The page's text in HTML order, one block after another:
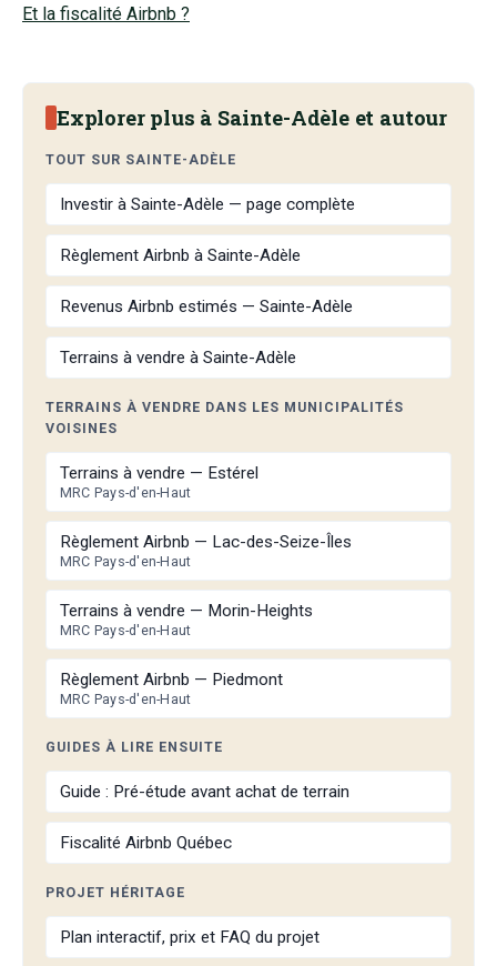
Et la fiscalité Airbnb ?
Explorer plus à Sainte-Adèle et autour
TOUT SUR SAINTE-ADÈLE
Investir à Sainte-Adèle — page complète
Règlement Airbnb à Sainte-Adèle
Revenus Airbnb estimés — Sainte-Adèle
Terrains à vendre à Sainte-Adèle
TERRAINS À VENDRE DANS LES MUNICIPALITÉS
VOISINES
Terrains à vendre — Estérel
MRC Pays-d'en-Haut
Règlement Airbnb — Lac-des-Seize-Îles
MRC Pays-d'en-Haut
Terrains à vendre — Morin-Heights
MRC Pays-d'en-Haut
Règlement Airbnb — Piedmont
MRC Pays-d'en-Haut
GUIDES À LIRE ENSUITE
Guide : Pré-étude avant achat de terrain
Fiscalité Airbnb Québec
PROJET HÉRITAGE
Plan interactif, prix et FAQ du projet